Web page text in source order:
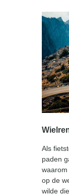
Als
paden
op de
wilde